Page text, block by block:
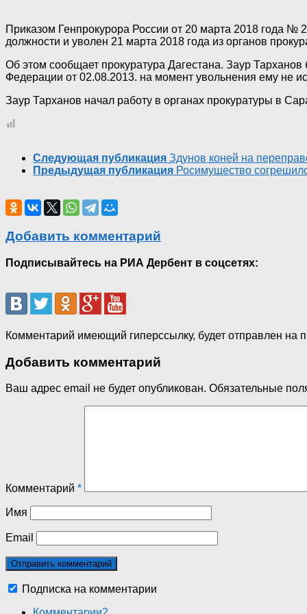
Приказом Генпрокурора России от 20 марта 2018 года №
должности и уволен 21 марта 2018 года из органов
Об этом сообщает прокуратура Дагестана. Заур
Федерации от 02.08.2013. на момент увольнения ему не
Заур Тарханов начал работу в органах прокуратуры в
Следующая публикация Здунов коней на
Предыдущая публикация Росимущество
Добавить комментарий
Подписывайтесь на РИА Дербент в соцсетях:
Комментарий имеющий гиперссылку, будет отправлен на
Добавить комментарий
Ваш адрес email не будет опубликован. Обязательные
Комментарий *
Имя
Email
Подписка на комментарии